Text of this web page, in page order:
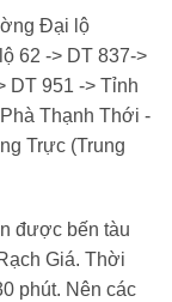
Đại lộ
62 -> DT 837->
DT 951 -> Tỉnh
Thạnh Thới -
Trực (Trung
được bến tàu
Giá. Thời
phút. Nên các